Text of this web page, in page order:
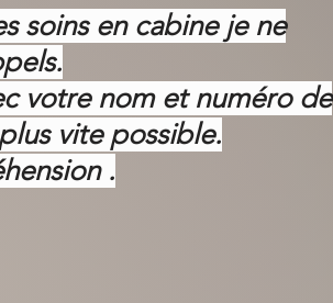
soins en cabine je ne
votre nom et numéro de
vite possible.
.